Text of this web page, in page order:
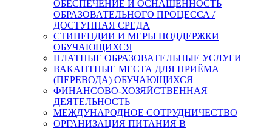
ОБЕСПЕЧЕНИЕ И ОСНАЩЁННОСТЬ
ОБРАЗОВАТЕЛЬНОГО ПРОЦЕССА /
ДОСТУПНАЯ СРЕДА
СТИПЕНДИИ И МЕРЫ ПОДДЕРЖКИ
ОБУЧАЮЩИХСЯ
ПЛАТНЫЕ ОБРАЗОВАТЕЛЬНЫЕ УСЛУГИ
ВАКАНТНЫЕ МЕСТА ДЛЯ ПРИЁМА
(ПЕРЕВОДА) ОБУЧАЮЩИХСЯ
ФИНАНСОВО-ХОЗЯЙСТВЕННАЯ
ДЕЯТЕЛЬНОСТЬ
МЕЖДУНАРОДНОЕ СОТРУДНИЧЕСТВО
ОРГАНИЗАЦИЯ ПИТАНИЯ В